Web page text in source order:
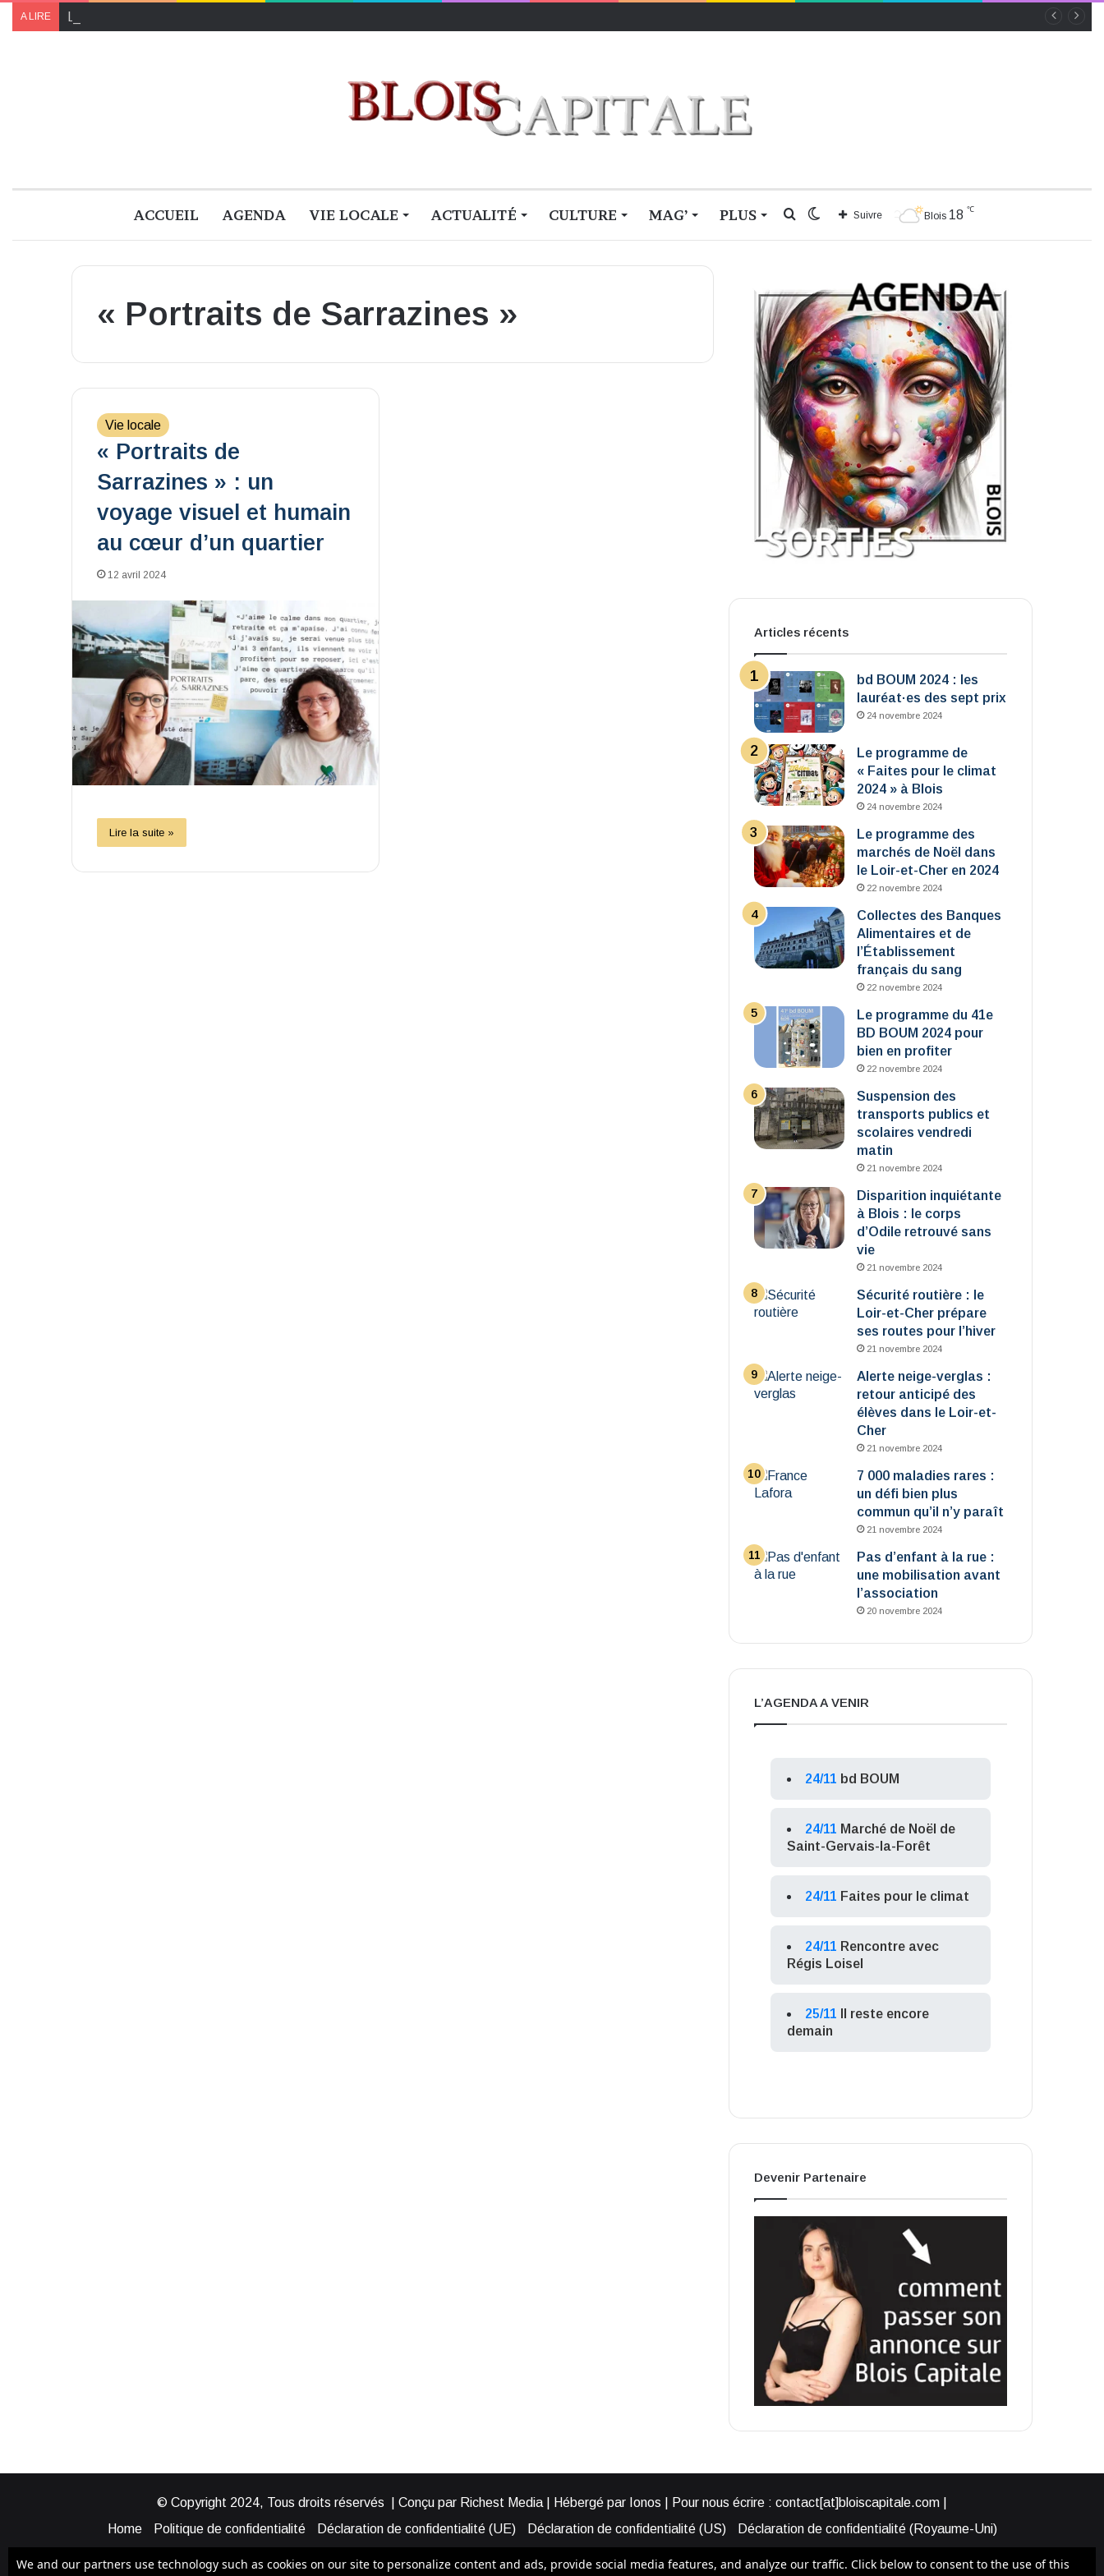
A LIRE
ACCUEIL AGENDA VIE LOCALE ACTUALITÉ CULTURE MAG’ PLUS Blois 18 ℃
Suivre
Switch
Rechercher
« Portraits de Sarrazines »
Vie locale
« Portraits de
Sarrazines » : un
voyage visuel et humain
au cœur d’un quartier
12 avril 2024
Lire la suite »
Articles récents
bd BOUM 2024 : les
lauréat·es des sept prix
24 novembre 2024
Le programme de
« Faites pour le climat
2024 » à Blois
24 novembre 2024
Le programme des
marchés de Noël dans
le Loir-et-Cher en 2024
22 novembre 2024
Collectes des Banques
Alimentaires et de
l’Établissement
français du sang
22 novembre 2024
Le programme du 41e
BD BOUM 2024 pour
bien en profiter
22 novembre 2024
Suspension des
transports publics et
scolaires vendredi
matin
21 novembre 2024
Disparition inquiétante
à Blois : le corps
d’Odile retrouvé sans
vie
21 novembre 2024
Sécurité routière : le
Loir-et-Cher prépare
ses routes pour l’hiver
21 novembre 2024
Alerte neige-verglas :
retour anticipé des
élèves dans le Loir-et-
Cher
21 novembre 2024
7 000 maladies rares :
un défi bien plus
commun qu’il n’y paraît
21 novembre 2024
Pas d’enfant à la rue :
une mobilisation avant
l’association
20 novembre 2024
L’AGENDA A VENIR
24/11 bd BOUM
24/11 Marché de Noël de
Saint-Gervais-la-Forêt
24/11 Faites pour le climat
24/11 Rencontre avec
Régis Loisel
25/11
Il reste encore
demain
Devenir Partenaire
© Copyright 2024, Tous droits réservés | Conçu par Richest Media | Hébergé par Ionos | Pour nous écrire : contact[at]bloiscapitale.com |
Home
Politique de confidentialité Déclaration de confidentialité (UE) Déclaration de confidentialité (US)
Déclaration de confidentialité (Royaume-Uni)
We and our partners use technology such as cookies on our site to personalize content and ads, provide social media features, and analyze our traffic. Click below to consent to the use of this